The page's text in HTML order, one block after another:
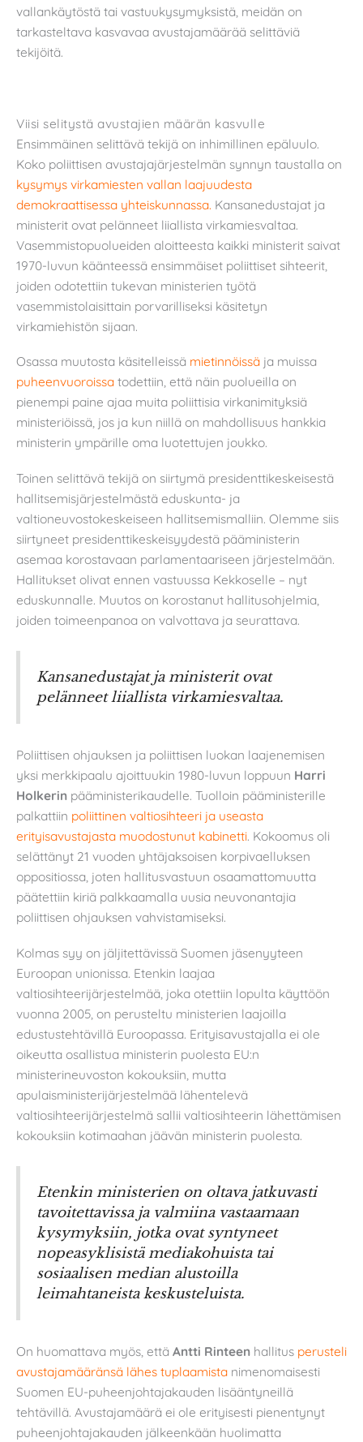
vallankäytöstä tai vastuukysymyksistä, meidän on
tarkasteltava kasvavaa avustajamäärää selittäviä
tekijöitä.
Viisi selitystä avustajien määrän kasvulle
Ensimmäinen selittävä tekijä on inhimillinen epäluulo.
Koko poliittisen avustajajärjestelmän synnyn taustalla on
kysymys virkamiesten vallan laajuudesta
demokraattisessa yhteiskunnassa. Kansanedustajat ja
ministerit ovat pelänneet liiallista virkamiesvaltaa.
Vasemmistopuolueiden aloitteesta kaikki ministerit saivat
1970-luvun käänteessä ensimmäiset poliittiset sihteerit,
joiden odotettiin tukevan ministerien työtä
vasemmistolaisittain porvarilliseksi käsitetyn
virkamiehistön sijaan.
Osassa muutosta käsitelleissä mietinnöissä ja muissa
puheenvuoroissa todettiin, että näin puolueilla on
pienempi paine ajaa muita poliittisia virkanimityksiä
ministeriöissä, jos ja kun niillä on mahdollisuus hankkia
ministerin ympärille oma luotettujen joukko.
Toinen selittävä tekijä on siirtymä presidenttikeskeisestä
hallitsemisjärjestelmästä eduskunta- ja
valtioneuvostokeskeiseen hallitsemismalliin. Olemme siis
siirtyneet presidenttikeskeisyydestä pääministerin
asemaa korostavaan parlamentaariseen järjestelmään.
Hallitukset olivat ennen vastuussa Kekkoselle – nyt
eduskunnalle. Muutos on korostanut hallitusohjelmia,
joiden toimeenpanoa on valvottava ja seurattava.
Kansanedustajat ja ministerit ovat
pelänneet liiallista virkamiesvaltaa.
Poliittisen ohjauksen ja poliittisen luokan laajenemisen
yksi merkkipaalu ajoittuukin 1980-luvun loppuun Harri
Holkerin pääministerikaudelle. Tuolloin pääministerille
palkattiin poliittinen valtiosihteeri ja useasta
erityisavustajasta muodostunut kabinetti. Kokoomus oli
selättänyt 21 vuoden yhtäjaksoisen korpivaelluksen
oppositiossa, joten hallitusvastuun osaamattomuutta
päätettiin kiriä palkkaamalla uusia neuvonantajia
poliittisen ohjauksen vahvistamiseksi.
Kolmas syy on jäljitettävissä Suomen jäsenyyteen
Euroopan unionissa. Etenkin laajaa
valtiosihteerijärjestelmää, joka otettiin lopulta käyttöön
vuonna 2005, on perusteltu ministerien laajoilla
edustustehtävillä Euroopassa. Erityisavustajalla ei ole
oikeutta osallistua ministerin puolesta EU:n
ministerineuvoston kokouksiin, mutta
apulaisministerijärjestelmää lähentelevä
valtiosihteerijärjestelmä sallii valtiosihteerin lähettämisen
kokouksiin kotimaahan jäävän ministerin puolesta.
Etenkin ministerien on oltava jatkuvasti
tavoitettavissa ja valmiina vastaamaan
kysymyksiin, jotka ovat syntyneet
nopeasyklisistä mediakohuista tai
sosiaalisen median alustoilla
leimahtaneista keskusteluista.
On huomattava myös, että Antti Rinteen hallitus perusteli
avustajamääränsä lähes tuplaamista nimenomaisesti
Suomen EU-puheenjohtajakauden lisääntyneillä
tehtävillä. Avustajamäärä ei ole erityisesti pienentynyt
puheenjohtajakauden jälkeenkään huolimatta